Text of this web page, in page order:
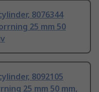
8076344
25 mm 50
8092105
25 mm 50 mm,